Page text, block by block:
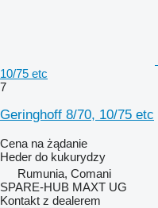
10/75 etc
7
Geringhoff 8/70, 10/75 etc
Cena na żądanie
Heder do kukurydzy
Rumunia, Comani
SPARE-HUB MAXT UG
Kontakt z dealerem